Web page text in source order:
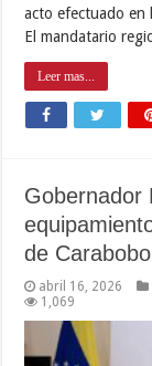
acto efectuado en
El mandatario
Leer mas...
Gobernador
de Carabobo
abril 16, 2026
1,069